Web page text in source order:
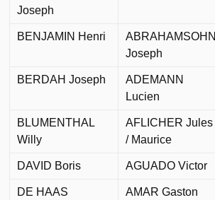
Joseph
BENJAMIN Henri
ABRAHAMSOHN
Joseph
BERDAH Joseph
ADEMANN
Lucien
BLUMENTHAL
Willy
AFLICHER Jules
/ Maurice
DAVID Boris AGUADO Victor
DE HAAS
AMAR Gaston